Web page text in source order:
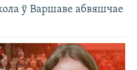
ў Варшаве абвяшчае